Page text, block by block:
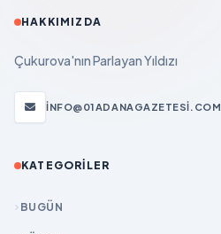
HAKKIMIZDA
Çukurova'nın Parlayan Yıldızı
INFO@01ADANAGAZETESI.COM
KATEGORILER
BUGÜN